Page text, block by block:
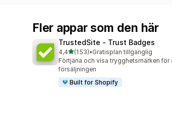
Fler appar som den här
TrustedSite ‑ Trust Badges
4,4av 5 stjärnor
(153)
153 recensioner totalt
•Gratisplan tillgänglig
Förtjäna och visa trygghetsmärken för
försäljningen
Built for Shopify